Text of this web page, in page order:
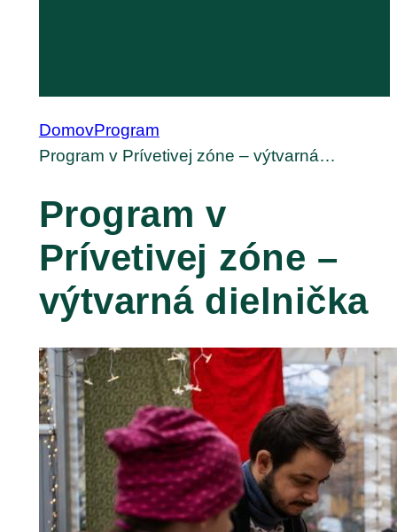
DomovProgram
Program v Prívetivej zóne – výtvarná…
Program v
Prívetivej zóne –
výtvarná dielnička